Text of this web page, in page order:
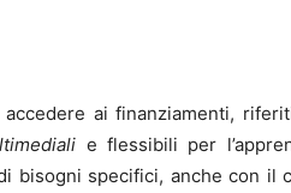
ai finanziamenti,
e flessibili per
bisogni specifici, anche con il